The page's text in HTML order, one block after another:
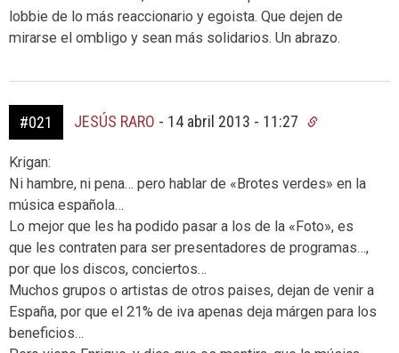
lobbie de lo más reaccionario y egoista. Que dejen de
mirarse el ombligo y sean más solidarios. Un abrazo.
#021 JESÚS RARO - 14 abril 2013 - 11:27
Krigan:
Ni hambre, ni pena… pero hablar de «Brotes verdes» en la
música española…
Lo mejor que les ha podido pasar a los de la «Foto», es
que les contraten para ser presentadores de programas…,
por que los discos, conciertos…
Muchos grupos o artistas de otros paises, dejan de venir a
España, por que el 21% de iva apenas deja márgen para los
beneficios…